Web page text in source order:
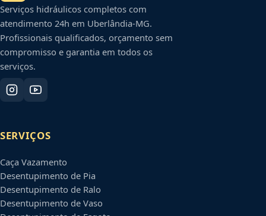
Serviços hidráulicos completos com
atendimento 24h em Uberlândia-MG.
Profissionais qualificados, orçamento sem
compromisso e garantia em todos os
serviços.
SERVIÇOS
Caça Vazamento
Desentupimento de Pia
Desentupimento de Ralo
Desentupimento de Vaso